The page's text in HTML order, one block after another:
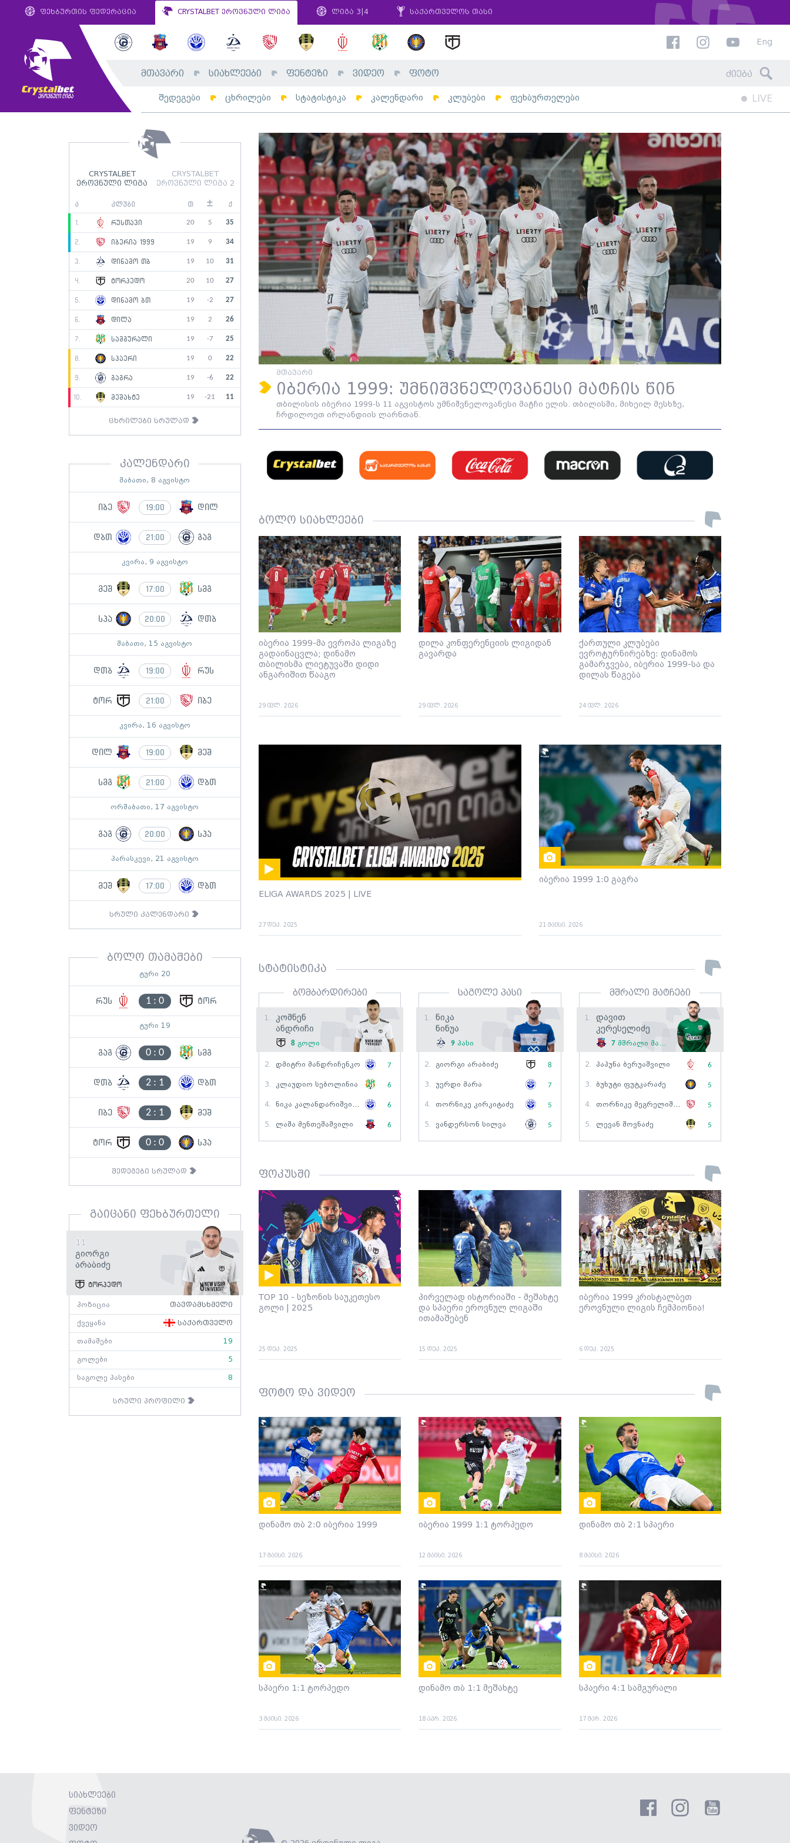
ფეხბურთის ფედერაცია CRYSTALBET ეროვნული ლიგა ლიგა 3|4 საქართველოს თასი
Eng
მთავარი სიახლეები ფენტეზი ვიდეო ფოტო
შედეგები ცხრილები სტატისტიკა კალენდარი კლუბები ფეხბურთელები LIVE
CRYSTALBET
ეროვნული ლიგა
CRYSTALBET
ეროვნული ლიგა 2
ა კლუბი თ ± ქ
1. რუსთავი 20 5 35
2. იბერია 1999 19 9 34
3. დინამო თბ 19 10 31
4. ტორპედო 20 10 27
5. დინამო ბთ 19 -2 27
6. დილა 19 2 26
7. სამგურალი 19 -7 25
8. სპაერი 19 0 22
9. გაგრა 19 -6 22
10. მეშახტე 19 -21 11
ცხრილები სრულად
კალენდარი
შაბათი, 8 აგვისტო
იბე 19:00 დილ
დბთ 21:00 გაგ
კვირა, 9 აგვისტო
მეშ 17:00 სმგ
სპა 20:00 დთბ
შაბათი, 15 აგვისტო
დთბ 19:00 რუს
ტორ 21:00 იბე
კვირა, 16 აგვისტო
დილ 19:00 მეშ
სმგ 21:00 დბთ
ორშაბათი, 17 აგვისტო
გაგ 20:00 სპა
პარასკევი, 21 აგვისტო
მეშ 17:00 დბთ
სრული კალენდარი
ბოლო თამაშები
ტური 20
რუს 1 : 0 ტორ
ტური 19
გაგ 0 : 0 სმგ
დთბ 2 : 1 დბთ
იბე 2 : 1 მეშ
ტორ 0 : 0 სპა
შედეგები სრულად
გაიცანი ფეხბურთელი
11
Გიორგი
Არაბიძე
ტორპედო
პოზიცია თავდამსხმელი
ქვეყანა საქართველო
თამაშები 19
გოლები 5
საგოლე პასები 8
სრული პროფილი
მთავარი
იბერია 1999: უმნიშვნელოვანესი მატჩის წინ
თბილისის იბერია 1999-ს 11 აგვისტოს უმნიშვნელოვანესი მატჩი ელის. თბილისში, მიხეილ მესხზე,
ჩრდილოეთ ირლანდიის ლარნთან.
ბოლო სიახლეები
იბერია 1999-მა ევროპა ლიგაზე
გადაინაცვლა; დინამო
თბილისმა ლიეტუვაში დიდი
ანგარიშით წააგო
29 ივლ. 2026
დილა კონფერენციის ლიგიდან
გავარდა
29 ივლ. 2026
ქართული კლუბები
ევროტურნირებზე: დინამოს
გამარჯვება, იბერია 1999-სა და
დილას წაგება
24 ივლ. 2026
ELIGA AWARDS 2025 | LIVE
27 დეკ. 2025
იბერია 1999 1:0 გაგრა
21 მაისი. 2026
სტატისტიკა
ბომბარდირები
1.
Კომნენ
Ანდრიჩი
8გოლი
2. Დმიტრი Მანდრიჩენკო 7
3. Კლაუდიო Სებოლინია 6
4. Ნიკა Კალანდარიშვილი 6
5. Ლაშა Მენთეშაშვილი 6
საგოლე პასი
1.
Ნიკა
Ნინუა
9 პასი
2. Გიორგი Არაბიძე 8
3. Უერდი Მარა 7
4. Თორნიკე Კირკიტაძე 5
5. Ვანდერსონ Სილვა 5
მშრალი მატჩები
1.
Დავით
Კერესელიძე
7მშრალი მატჩი
2. Პაპუნა Ბერუაშვილი 6
3. Ბუხუტი Ფუტკარაძე 5
4. Თორნიკე Მეგრელიშვილი 5
5. Ლევან Შოვნაძე 5
ფოკუსში
TOP 10 - სეზონის საუკეთესო
გოლი | 2025
25 დეკ. 2025
პირველად ისტორიაში - მეშახტე
და სპაერი ეროვნულ ლიგაში
ითამაშებენ
15 დეკ. 2025
იბერია 1999 კრისტალბეთ
ეროვნული ლიგის ჩემპიონია!
6 დეკ. 2025
ფოტო და ვიდეო
დინამო თბ 2:0 იბერია 1999
17 მაისი. 2026
იბერია 1999 1:1 ტორპედო
12 მაისი. 2026
დინამო თბ 2:1 სპაერი
8 მაისი. 2026
სპაერი 1:1 ტორპედო
3 მაისი. 2026
დინამო თბ 1:1 მეშახტე
18 აპრ. 2026
სპაერი 4:1 სამგურალი
17 მარ. 2026
სიახლეები
ფენტეზი
ვიდეო